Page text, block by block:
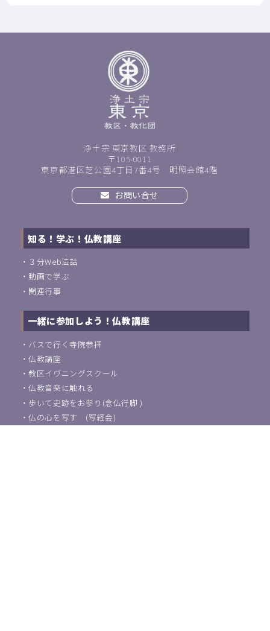
浄土宗 東京教区 教務所
〒105-0011
東京都港区芝公園4丁目7番4号 明照会館4階
お問い合せ
知る！学ぶ！仏教講座
・ ３分Web法話
・動画で学ぶ
・ 関連行事
一緒に参加しよう！仏教講座
・ バスで行く寺院参拝
・仏教講座
・教区イヴニングスクール
・仏教音楽に触れる
・ 歩いて史跡をお参り(念仏行脚 )
・仏の心を写す (写経会)